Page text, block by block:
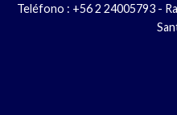
Teléfono : +56 2 24005793 -